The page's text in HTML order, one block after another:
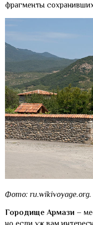
фрагменты
Фото: ru.wikivoyage.org.
Городище Армази –